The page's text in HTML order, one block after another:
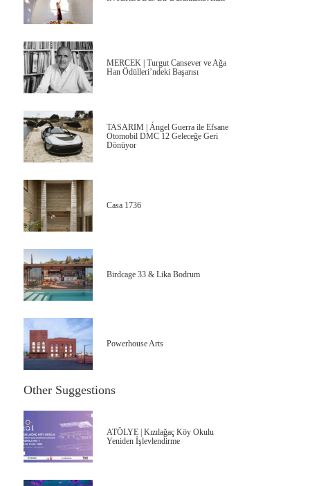
MERCEK | Turgut Cansever ve Ağa
Han Ödülleri’ndeki Başarısı
TASARIM | Ángel Guerra ile Efsane
Otomobil DMC 12 Geleceğe Geri
Dönüyor
Casa 1736
Birdcage 33 & Lika Bodrum
Powerhouse Arts
Other Suggestions
ATÖLYE | Kızılağaç Köy Okulu
Yeniden İşlevlendirme